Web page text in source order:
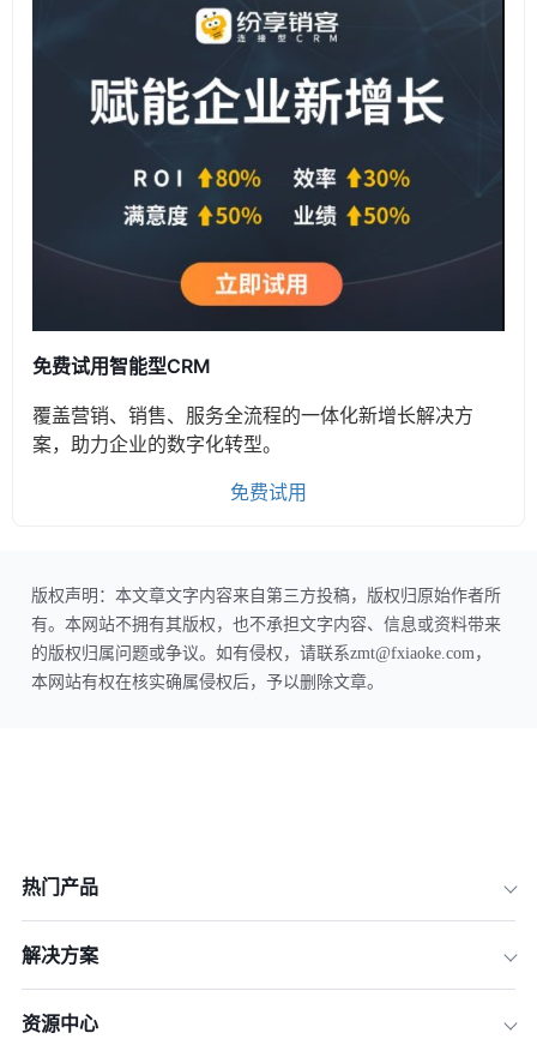
免费试用智能型CRM
覆盖营销、销售、服务全流程的一体化新增长解决方
案，助力企业的数字化转型。
免费试用
版权声明：本文章文字内容来自第三方投稿，版权归原始作者所
有。本网站不拥有其版权，也不承担文字内容、信息或资料带来
的版权归属问题或争议。如有侵权，请联系zmt@fxiaoke.com，
本网站有权在核实确属侵权后，予以删除文章。
热门产品
解决方案
资源中心